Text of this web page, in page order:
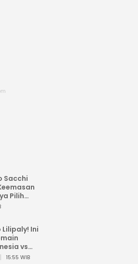
Sacchi
Pilih
Otaknya
Ini
vs
15:55 WIB